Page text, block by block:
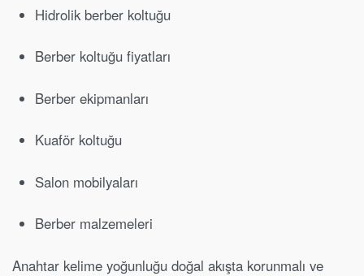
Hidrolik berber koltuğu
Berber koltuğu fiyatları
Berber ekipmanları
Kuaför koltuğu
Salon mobilyaları
Berber malzemeleri
Anahtar kelime yoğunluğu doğal akışta korunmalı ve